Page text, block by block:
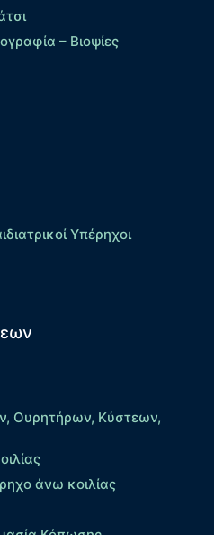
– Βιοψίες
Υπέρηχοι
Ουρητήρων, Κύστεων,
άνω κοιλίας